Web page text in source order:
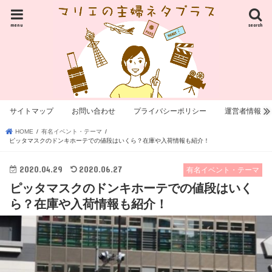
search
menu
サイトマップ お問い合わせ プライバシーポリシー 運営者情報
HOME
有名イベント・テーマ
ピッタマスクのドンキホーテでの値段はいくら？在庫や入荷情報も紹介！
有名イベント・テーマ
2020.04.29 2020.06.27
ピッタマスクのドンキホーテでの値段はいく
ら？在庫や入荷情報も紹介！